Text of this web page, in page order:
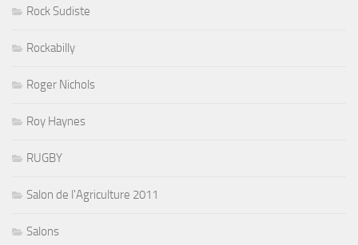
Rock Sudiste
Rockabilly
Roger Nichols
Roy Haynes
RUGBY
Salon de l'Agriculture 2011
Salons